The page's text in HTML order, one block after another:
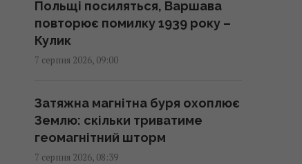
Негода накриє пів України:
синоптики оголосили І рівень
небезпеки (карта)
Трамп підписав укази про
обмеження громадянства за
правом народження у США
Польщі посиляться, Варшава
повторює помилку 1939 року –
Кулик
7 серпня 2026, 09:00
Затяжна магнітна буря охоплює
Землю: скільки триватиме
геомагнітний шторм
7 серпня 2026, 08:39